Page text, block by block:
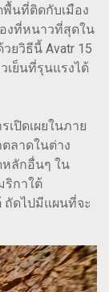
พื้นที่ติดกับเมือง
องที่หนาวที่สุดใน
ยวิธีนี้ Avatr 15
ย็นที่รุนแรงได้
เปิดเผยในภาย
ลาดในต่าง
หลักอื่นๆ ใน
ริกาใต้
ถัดไปมีแผนที่จะ